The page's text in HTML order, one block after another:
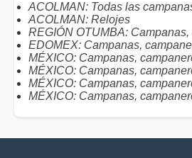
ACOLMAN: Todas las
ACOLMAN: Relojes
REGIÓN OTUMBA:
EDOMEX: Campanas,
MÉXICO: Campanas,
MÉXICO: Campanas,
MÉXICO: Campanas,
MÉXICO: Campanas,